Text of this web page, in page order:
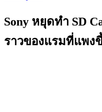
Sony หยุดทำ SD
ราวของแรมที่แพง